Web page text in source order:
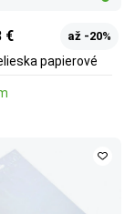
€ až -20%
papierové